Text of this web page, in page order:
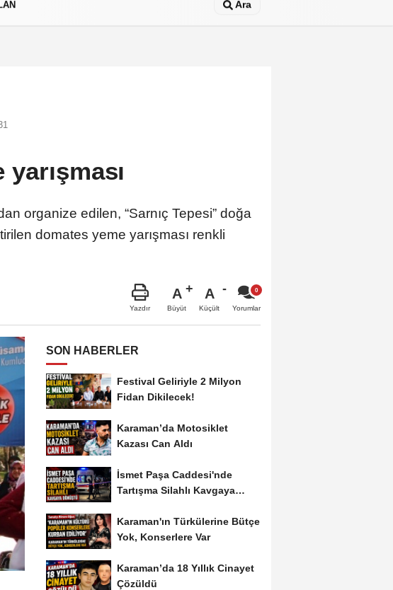
Ara
organize edilen, “Sarnıç Tepesi” doğa
domates yeme yarışması renkli
Yazdır
A
Büyüt
A
Küçült Yorumlar
SON HABERLER
Festival Geliriyle 2 Milyon
Fidan Dikilecek!
Karaman’da Motosiklet
Kazası Can Aldı
İsmet Paşa Caddesi'nde
Tartışma Silahlı Kavgaya
Karaman'ın Türkülerine Bütçe
Yok, Konserlere Var
Karaman’da 18 Yıllık Cinayet
Çözüldü